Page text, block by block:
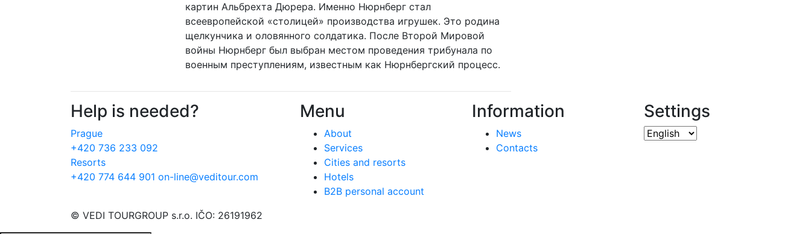
картин Альбрехта Дюрера. Именно Нюрнберг стал
всеевропейской «столицей» производства игрушек. Это родина
щелкунчика и оловянного солдатика. После Второй Мировой
войны Нюрнберг был выбран местом проведения трибунала по
военным преступлениям, известным как Нюрнбергский процесс.
Help is needed?
Prague
+420 736 233 092
Resorts
+420 774 644 901 on-line@veditour.com
Menu
About
Services
Cities and resorts
Hotels
B2B personal account
Information
News
Contacts
Settings
© VEDI TOURGROUP s.r.o. IČO: 26191962